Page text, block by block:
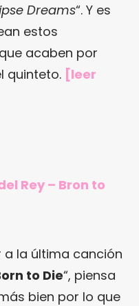
Dreams“. Y es
estos
acaben por
quinteto. [leer
Rey – Bron to
a la última canción
to Die“, piensa
bien por lo que